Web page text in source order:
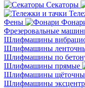
Секаторы
Фены
Фрезеровальные
Шлифмашины
Шлифмашины
Шлифмашины по
Шлифмашины прямые
Шлифмашины
Шлифмашины